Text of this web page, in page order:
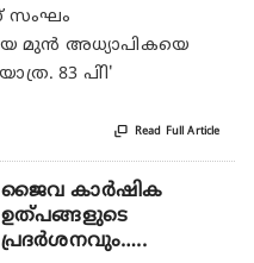
സംഘം
മുന്‍ അധ്യാപികയെ
83 പിി'
 Read Full Article
ജൈവ കാര്‍ഷിക
ഉത്പങ്ങളുടെ
പ്രദര്‍ശനവും…..